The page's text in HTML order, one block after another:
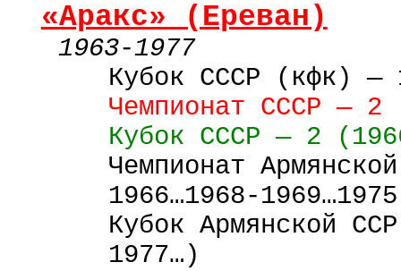
«Аракс» (Ереван)
1963-1977
Кубок СССР (кфк) —
Чемпионат СССР — 2
Кубок СССР— 2
Чемпионат
1966…1968-
Кубок Армянской
1977…)